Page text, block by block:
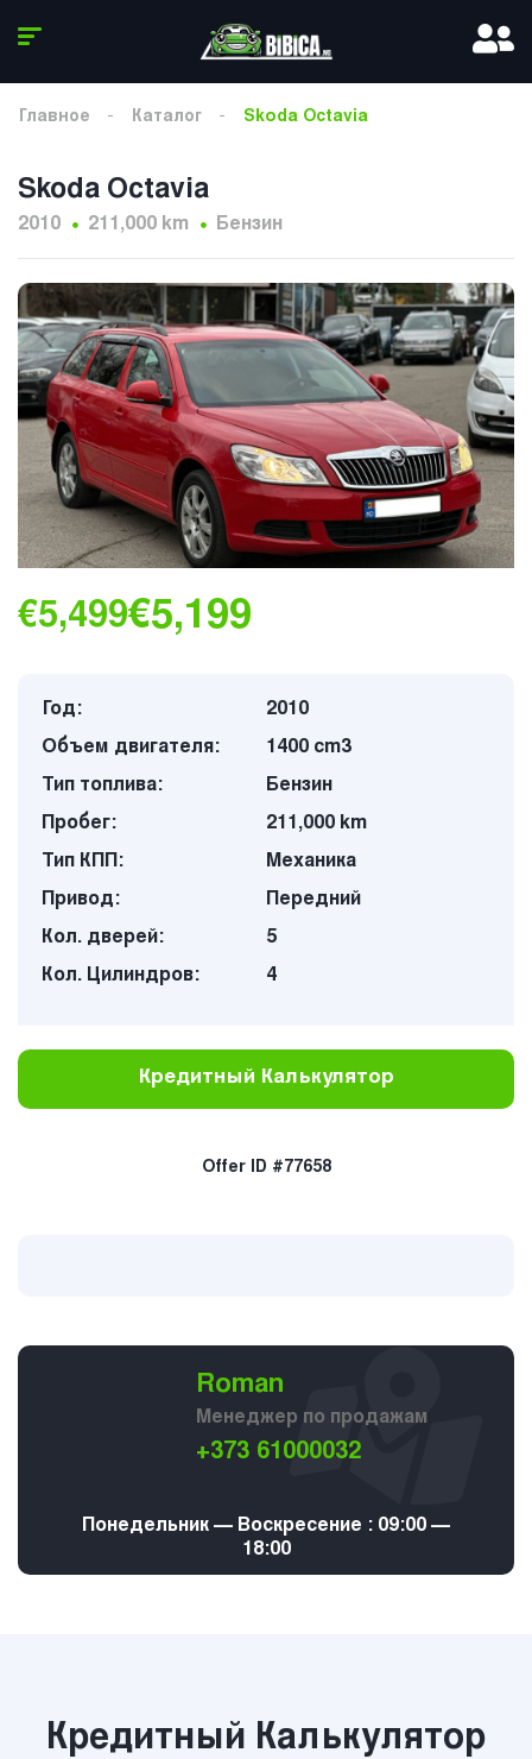
Главное Каталог Skoda Octavia
Skoda Octavia
2010 211,000 km Бензин
€5,499€5,199
Год:
2010
Объем двигателя:
1400 cm3
Тип топлива:
Бензин
Пробег:
211,000 km
Тип КПП:
Механика
Привод:
Передний
Кол. дверей:
5
Кол. Цилиндров:
4
Кредитный Калькулятор
Offer ID #77658
Roman
Менеджер по продажам
+373 61000032
Понедельник — Воскресение : 09:00 —
18:00
Кредитный Калькулятор